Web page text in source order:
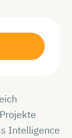
Intelligence